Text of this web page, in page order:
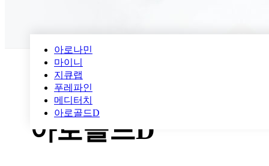
아로나민
마이니
지큐랩
푸레파인
메디터치
아로골드D
아로골드D